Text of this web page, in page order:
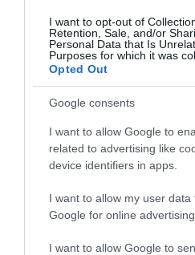
I want to opt-out of
Retention, Sale, and/or
Personal Data that Is
Purposes for which it was
Opted Out
Google consents
I want to allow Google to
related to advertising like
device identifiers in apps.
I want to allow my user data
Google for online
I want to allow Google to
Αν οι παραλίες είναι η πρώτη
είναι η ουσία της. Διότι εκεί
διαφορετικό: την παρουσία του
δεν έχει χαθεί, την
τον μαζικό τουρισμό. Ας δούμε